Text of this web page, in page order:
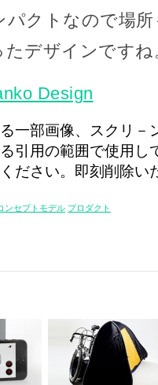
パクトなので場
たデザインですね
Design
一部画像、スクリ－
引用の範囲で使用し
ださい。即刻削除い
ンセプトモデル プロダクト